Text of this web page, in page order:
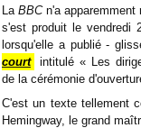
LaBBCn'a apparemment
s'est produit le vendredi
lorsqu'elle a publié -
court
intitulé « Les
de la cérémonie
C'est un texte tellement
Hemingway, le grand